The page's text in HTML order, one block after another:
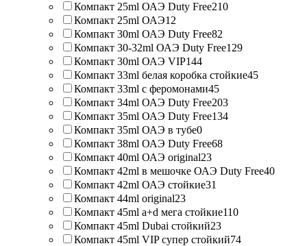
Компакт 25ml ОАЭ Duty Free210
Компакт 25ml ОАЭ12
Компакт 30ml ОАЭ Duty Free82
Компакт 30-32ml ОАЭ Duty Free129
Компакт 30ml ОАЭ VIP144
Компакт 33ml белая коробка стойкие45
Компакт 33ml с феромонами45
Компакт 34ml ОАЭ Duty Free203
Компакт 35ml ОАЭ Duty Free134
Компакт 35ml ОАЭ в тубе0
Компакт 38ml ОАЭ Duty Free68
Компакт 40ml ОАЭ original23
Компакт 42ml в мешочке ОАЭ Duty Free40
Компакт 42ml ОАЭ стойкие31
Компакт 44ml original23
Компакт 45ml a+d мега стойкие110
Компакт 45ml Dubai стойкий23
Компакт 45ml VIP супер стойкий74